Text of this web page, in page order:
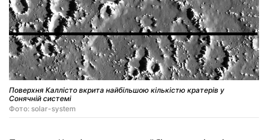
Поверхня Каллісто вкрита найбільшою кількістю кратерів у
Сонячній системі
Фото: solar-system